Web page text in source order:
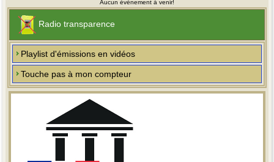
Aucun évènement à venir!
Radio transparence
Playlist d'émissions en vidéos
Touche pas à mon compteur